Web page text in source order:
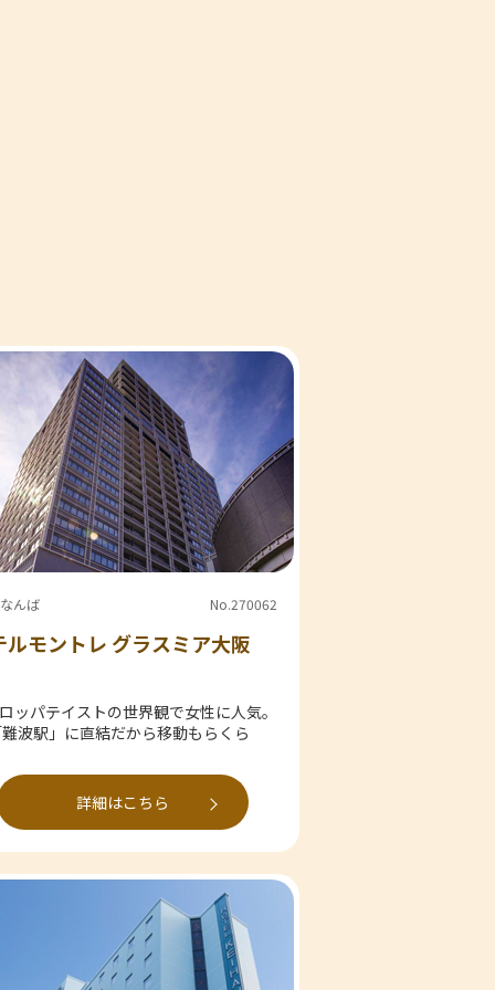
んば No.270062
ルモントレ グラスミア大阪
ッパテイストの世界観で女性に人気。
波駅」に直結だから移動もらくら
詳細はこちら